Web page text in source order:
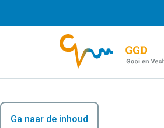
Ga naar de inhoud